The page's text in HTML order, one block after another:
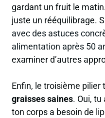
gardant un fruit le
juste un rééquilibrage.
avec des astuces
alimentation après 50
examiner d’autres
Enfin, le troisième pilier
graisses saines. Oui, tu
ton corps a besoin de